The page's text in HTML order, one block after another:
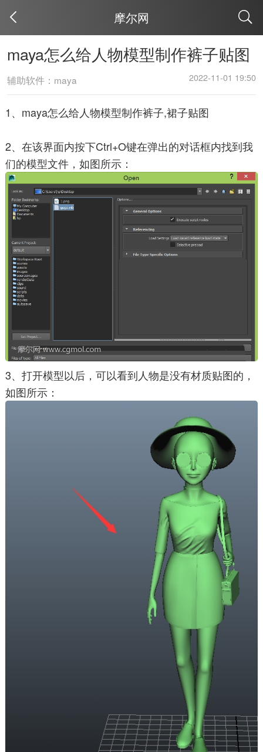
摩尔网
maya怎么给人物模型制作裤子贴图
辅助软件：maya 2022-11-01 19:50
1、maya怎么给人物模型制作裤子,裙子贴图
2、在该界面内按下Ctrl+O键在弹出的对话框内找到我
们的模型文件，如图所示：
3、打开模型以后，可以看到人物是没有材质贴图的，
如图所示：
取消